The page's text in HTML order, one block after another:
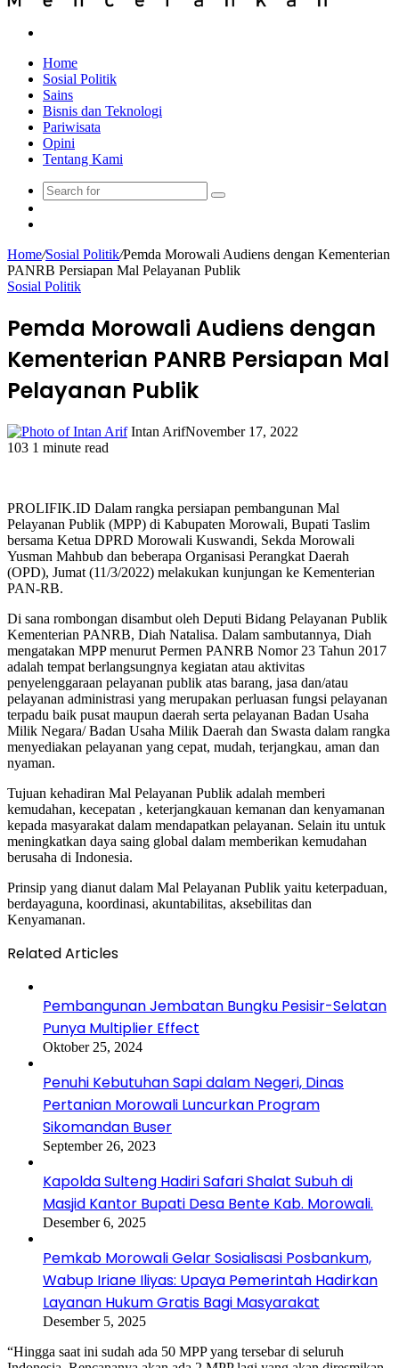
Home
Sosial Politik
Sains
Bisnis dan Teknologi
Pariwisata
Opini
Tentang Kami
Search
Home/Sosial Politik/Pemda Morowali Audiens dengan Kementerian
PANRB Persiapan Mal Pelayanan Publik
Sosial Politik
Pemda Morowali Audiens dengan
Kementerian PANRB Persiapan Mal
Pelayanan Publik
Intan ArifNovember 17, 2022
103 1 minute read
PROLIFIK.ID Dalam rangka persiapan pembangunan Mal
Pelayanan Publik (MPP) di Kabupaten Morowali, Bupati Taslim
bersama Ketua DPRD Morowali Kuswandi, Sekda Morowali
Yusman Mahbub dan beberapa Organisasi Perangkat Daerah
(OPD), Jumat (11/3/2022) melakukan kunjungan ke Kementerian
PAN-RB.
Di sana rombongan disambut oleh Deputi Bidang Pelayanan Publik
Kementerian PANRB, Diah Natalisa. Dalam sambutannya, Diah
mengatakan MPP menurut Permen PANRB Nomor 23 Tahun 2017
adalah tempat berlangsungnya kegiatan atau aktivitas
penyelenggaraan pelayanan publik atas barang, jasa dan/atau
pelayanan administrasi yang merupakan perluasan fungsi pelayanan
terpadu baik pusat maupun daerah serta pelayanan Badan Usaha
Milik Negara/ Badan Usaha Milik Daerah dan Swasta dalam rangka
menyediakan pelayanan yang cepat, mudah, terjangkau, aman dan
nyaman.
Tujuan kehadiran Mal Pelayanan Publik adalah memberi
kemudahan, kecepatan , keterjangkauan kemanan dan kenyamanan
kepada masyarakat dalam mendapatkan pelayanan. Selain itu untuk
meningkatkan daya saing global dalam memberikan kemudahan
berusaha di Indonesia.
Prinsip yang dianut dalam Mal Pelayanan Publik yaitu keterpaduan,
berdayaguna, koordinasi, akuntabilitas, aksebilitas dan
Kenyamanan.
Related Articles
Pembangunan Jembatan Bungku Pesisir-Selatan
Punya Multiplier Effect
Oktober 25, 2024
Penuhi Kebutuhan Sapi dalam Negeri, Dinas
Pertanian Morowali Luncurkan Program
Sikomandan Buser
September 26, 2023
Kapolda Sulteng Hadiri Safari Shalat Subuh di
Masjid Kantor Bupati Desa Bente Kab. Morowali.
Desember 6, 2025
Pemkab Morowali Gelar Sosialisasi Posbankum,
Wabup Iriane Iliyas: Upaya Pemerintah Hadirkan
Layanan Hukum Gratis Bagi Masyarakat
Desember 5, 2025
“Hingga saat ini sudah ada 50 MPP yang tersebar di seluruh